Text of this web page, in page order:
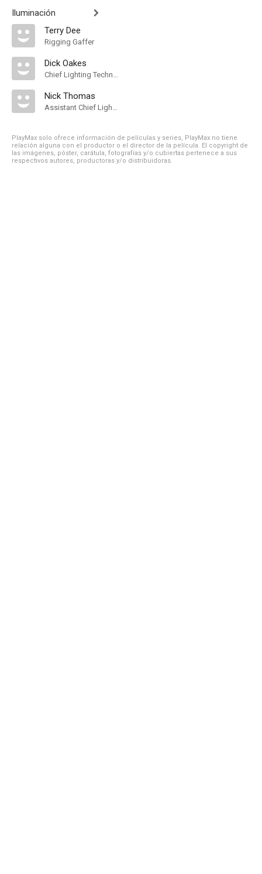
Iluminación
Terry Dee
Rigging Gaffer
Dick Oakes
Chief Lighting Technician
Nick Thomas
Assistant Chief Lighting Technician
PlayMax solo ofrece información de películas y series, PlayMax no tiene
relación alguna con el productor o el director de la película. El copyright de
las imágenes, póster, carátula, fotografías y/o cubiertas pertenece a sus
respectivos autores, productoras y/o distribuidoras.